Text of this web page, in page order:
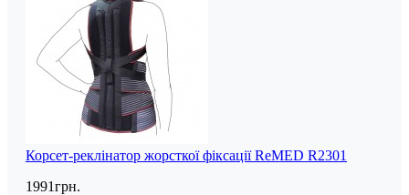
Корсет-реклінатор жорсткої фіксації ReMED R2301
1991грн.